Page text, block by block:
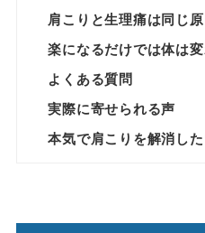
肩こりと生理痛は同じ
楽になるだけでは体は
よくある質問
実際に寄せられる声
本気で肩こりを解消し